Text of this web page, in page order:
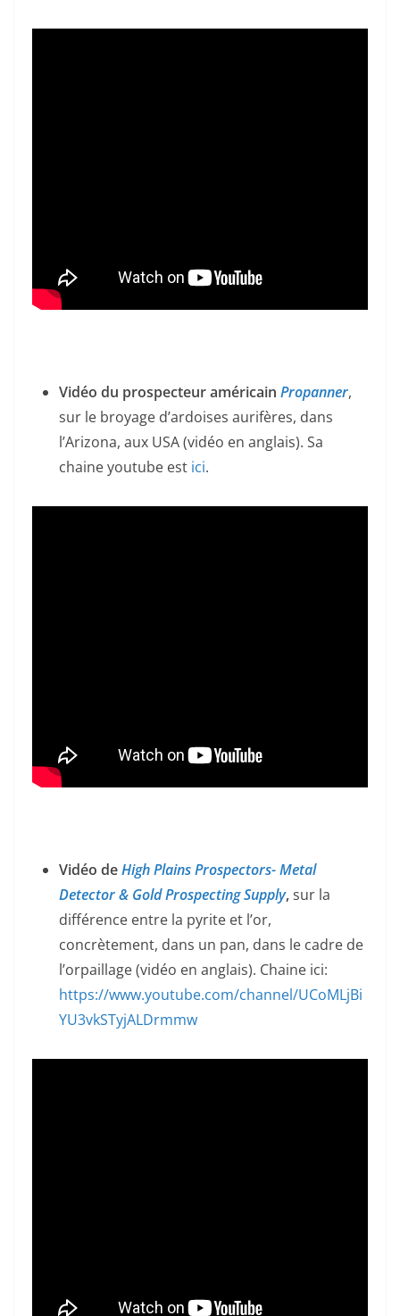
Vidéo du prospecteur américain Propanner,
sur le broyage d’ardoises aurifères, dans
l’Arizona, aux USA (vidéo en anglais). Sa
chaine youtube est ici.
Vidéo deHigh Plains Prospectors- Metal
Detector & Gold Prospecting Supply,sur la
différence entre la pyrite et l’or,
concrètement, dans un pan, dans le cadre de
l’orpaillage (vidéo en anglais). Chaine ici:
https://www.youtube.com/channel/UCoMLjBi
YU3vkSTyjALDrmmw